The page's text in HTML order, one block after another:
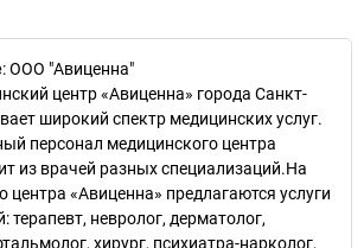
:ООО "Авиценна"
центр «Авиценна» города Санкт-
широкий спектр медицинских услуг.
персонал медицинского центра
из врачей разных специализаций.На
центра «Авиценна» предлагаются услуги
терапевт, невролог, дерматолог,
хирург, психиатра-нарколог,